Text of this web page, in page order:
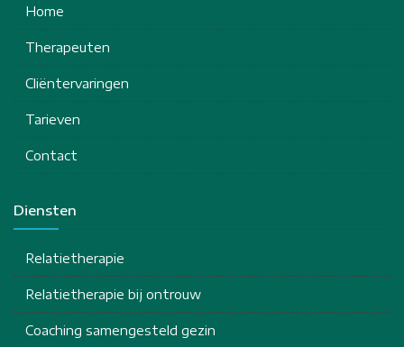
Home
Therapeuten
Cliëntervaringen
Tarieven
Contact
Diensten
Relatietherapie
Relatietherapie bij ontrouw
Coaching samengesteld gezin